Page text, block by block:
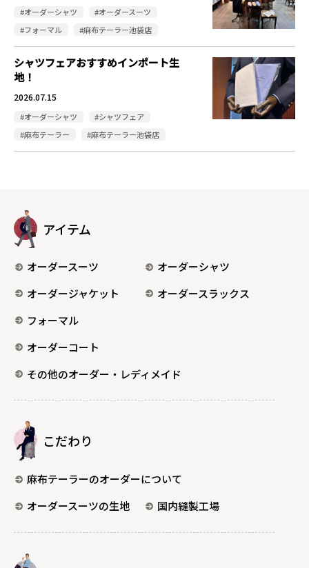
#オーダーシャツ
#オーダースーツ
#フォーマル
#麻布テーラー池袋店
シャツフェアおすすめインポート生
地！
2026.07.15
#オーダーシャツ
#シャツフェア
#麻布テーラー
#麻布テーラー池袋店
アイテム
オーダースーツ
オーダーシャツ
オーダージャケット
オーダースラックス
フォーマル
オーダーコート
その他のオーダー・レディメイド
こだわり
麻布テーラーのオーダーについて
オーダースーツの生地
国内縫製工場